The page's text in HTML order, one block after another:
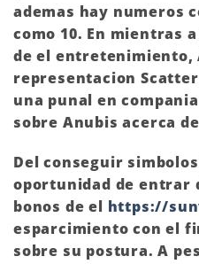
ademas hay numeros
como 10. En mientras
de el entretenimiento,
representacion
una punal en
sobre Anubis acerca
Del conseguir
oportunidad de entrar
bonos de el https://
esparcimiento con el
sobre su postura. A